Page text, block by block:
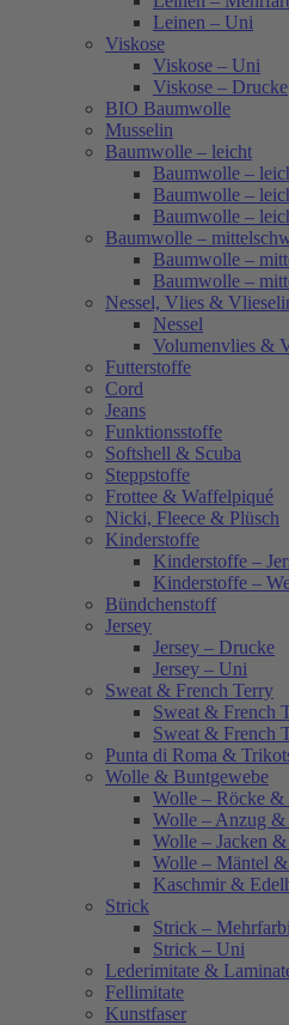
Leinen – Uni
Viskose
Viskose – Uni
Viskose – Drucke
BIO Baumwolle
Musselin
Baumwolle – leicht
Baumwolle –
Baumwolle –
Baumwolle –
Baumwolle –
Baumwolle –
Baumwolle –
Nessel, Vlies &
Nessel
Volumenvlies &
Futterstoffe
Cord
Jeans
Funktionsstoffe
Softshell & Scuba
Steppstoffe
Frottee & Waffelpiqué
Nicki, Fleece & Plüsch
Kinderstoffe
Kinderstoffe –
Kinderstoffe –
Bündchenstoff
Jersey
Jersey – Drucke
Jersey – Uni
Sweat & French Terry
Sweat & French
Sweat & French
Punta di Roma &
Wolle & Buntgewebe
Wolle – Röcke
Wolle – Anzug
Wolle – Jacken
Wolle – Mäntel
Kaschmir &
Strick
Strick –
Strick – Uni
Lederimitate &
Fellimitate
Kunstfaser